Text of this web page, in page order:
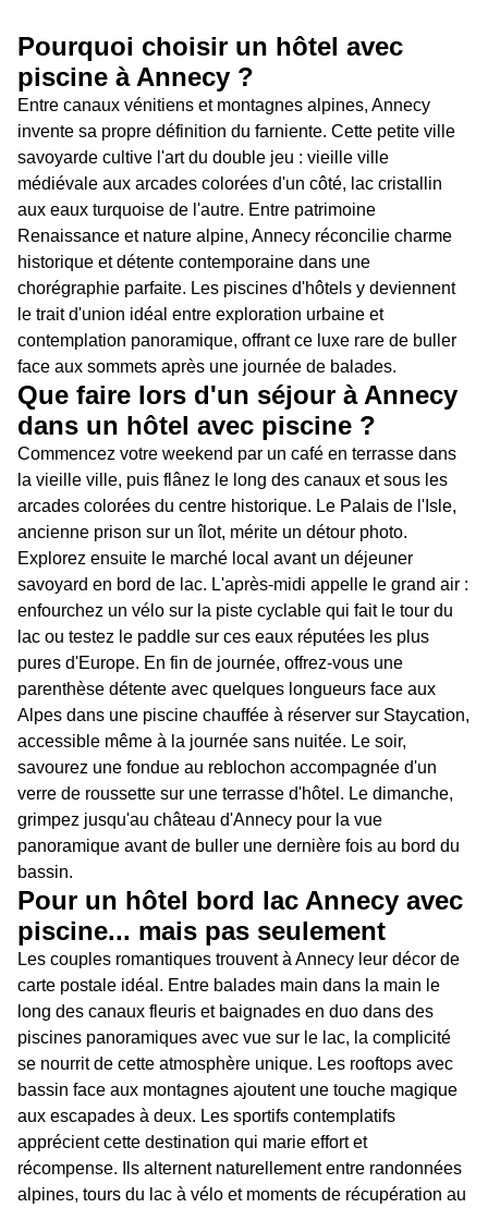
Pourquoi choisir un hôtel avec
piscine à Annecy ?
Entre canaux vénitiens et montagnes alpines, Annecy
invente sa propre définition du farniente. Cette petite ville
savoyarde cultive l'art du double jeu : vieille ville
médiévale aux arcades colorées d'un côté, lac cristallin
aux eaux turquoise de l'autre. Entre patrimoine
Renaissance et nature alpine, Annecy réconcilie charme
historique et détente contemporaine dans une
chorégraphie parfaite. Les piscines d'hôtels y deviennent
le trait d'union idéal entre exploration urbaine et
contemplation panoramique, offrant ce luxe rare de buller
face aux sommets après une journée de balades.
Que faire lors d'un séjour à Annecy
dans un hôtel avec piscine ?
Commencez votre weekend par un café en terrasse dans
la vieille ville, puis flânez le long des canaux et sous les
arcades colorées du centre historique. Le Palais de l'Isle,
ancienne prison sur un îlot, mérite un détour photo.
Explorez ensuite le marché local avant un déjeuner
savoyard en bord de lac. L'après-midi appelle le grand air :
enfourchez un vélo sur la piste cyclable qui fait le tour du
lac ou testez le paddle sur ces eaux réputées les plus
pures d'Europe. En fin de journée, offrez-vous une
parenthèse détente avec quelques longueurs face aux
Alpes dans une piscine chauffée à réserver sur Staycation,
accessible même à la journée sans nuitée. Le soir,
savourez une fondue au reblochon accompagnée d'un
verre de roussette sur une terrasse d'hôtel. Le dimanche,
grimpez jusqu'au château d'Annecy pour la vue
panoramique avant de buller une dernière fois au bord du
bassin.
Pour un hôtel bord lac Annecy avec
piscine... mais pas seulement
Les couples romantiques trouvent à Annecy leur décor de
carte postale idéal. Entre balades main dans la main le
long des canaux fleuris et baignades en duo dans des
piscines panoramiques avec vue sur le lac, la complicité
se nourrit de cette atmosphère unique. Les rooftops avec
bassin face aux montagnes ajoutent une touche magique
aux escapades à deux. Les sportifs contemplatifs
apprécient cette destination qui marie effort et
récompense. Ils alternent naturellement entre randonnées
alpines, tours du lac à vélo et moments de récupération au